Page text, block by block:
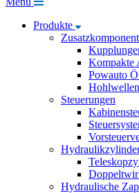
Produkte
Kompakte
Powauto
Steuerungen
Hydraulische